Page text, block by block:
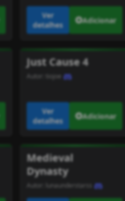
Ver
detalhes
Adicionar
Just Cause 4
Autor: tiojoe
Ver
detalhes
Adicionar
Medieval
Dynasty
Autor: lunaunderstarss